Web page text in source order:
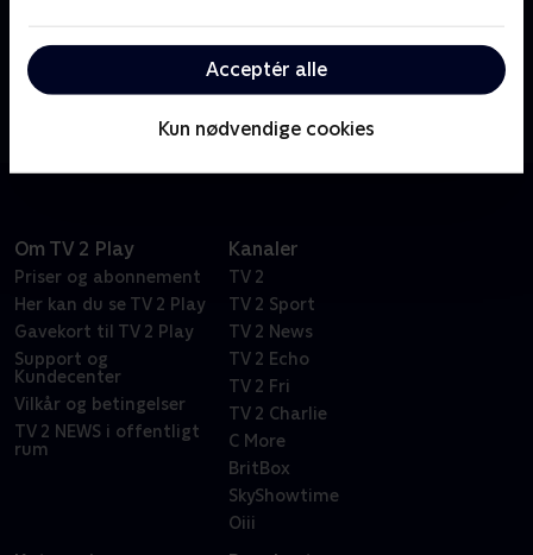
Acceptér alle
Kun nødvendige cookies
konkurrenceprægede natur betyder, at de skændes
om alt - både med naboerne og indbyrdes. De har en
særlig evne til at få små problemer til at vokse sig til
skøre katastrofer.
Om TV 2 Play
Priser og abonnement
Her kan du se TV 2 Play
Gavekort til TV 2 Play
Support og
Kundecenter
Vilkår og betingelser
TV 2 NEWS i offentligt
rum
Kanaler
TV 2
TV 2 Sport
TV 2 News
TV 2 Echo
TV 2 Fri
TV 2 Charlie
C More
BritBox
SkyShowtime
Oiii